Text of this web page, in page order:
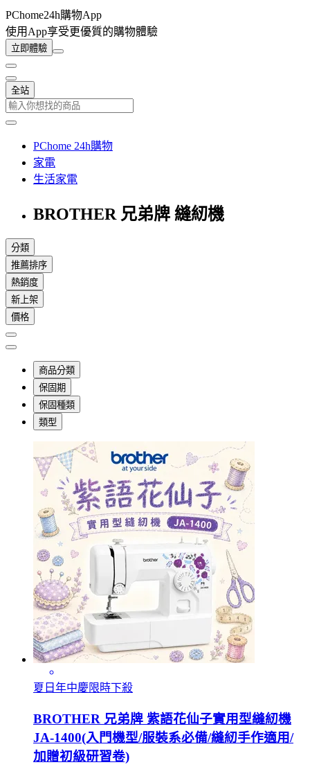
PChome24h購物App
使用App享受更優質的購物體驗
立即體驗
全站
PChome 24h購物
家電
生活家電
BROTHER 兄弟牌 縫紉機
分類
推薦排序
熱銷度
新上架
價格
商品分類
保固期
保固種類
類型
夏日年中慶限時下殺
BROTHER 兄弟牌 紫語花仙子實用型縫紉機
JA-1400(入門機型/服裝系必備/縫紉手作適用/
加贈初級研習卷)